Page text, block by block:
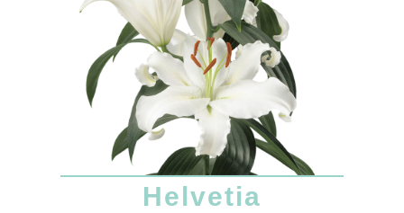
Helvetia